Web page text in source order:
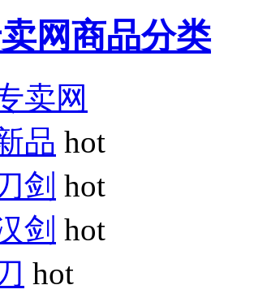
网商品分类
卖网
品 hot
剑 hot
剑 hot
hot